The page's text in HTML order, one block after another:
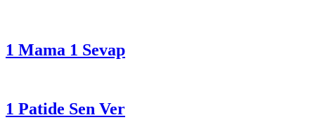
1 Mama 1 Sevap
1 Patide Sen Ver